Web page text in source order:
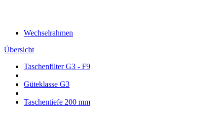
Wechselrahmen
Übersicht
Taschenfilter G3 - F9
Güteklasse G3
Taschentiefe 200 mm